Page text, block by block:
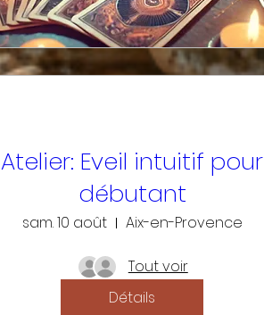
Atelier: Eveil intuitif pour
débutant
sam. 10 août Aix-en-Provence
Tout voir
Détails